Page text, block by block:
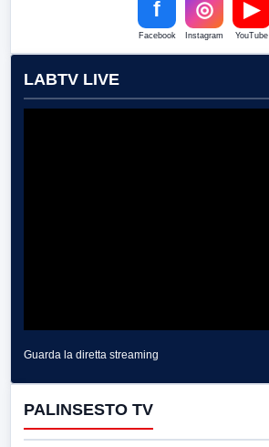
f
Facebook
◎
Instagram
▶
YouTube
LABTV LIVE
Guarda la diretta streaming
PALINSESTO TV